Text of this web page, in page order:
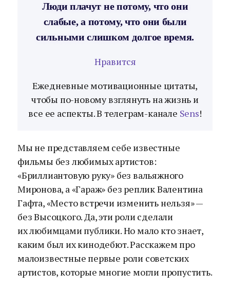
Люди плачут не потому, что они
слабые, а потому, что они были
сильными слишком долгое время.
Нравится
Ежедневные мотивационные цитаты,
чтобы по-новому взглянуть на жизнь и
все ее аспекты. В телеграм-канале Sens!
Мы не представляем себе известные
фильмы без любимых артистов:
«Бриллиантовую руку» без вальяжного
Миронова, а «Гараж» без реплик Валентина
Гафта, «Место встречи изменить нельзя» —
без Высоцкого. Да, эти роли сделали
их любимцами публики. Но мало кто знает,
каким был их кинодебют. Расскажем про
малоизвестные первые роли советских
артистов, которые многие могли пропустить.